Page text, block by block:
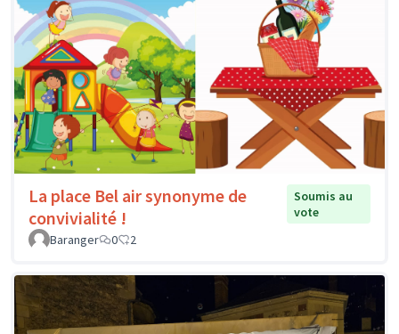
La place Bel air synonyme de
convivialité !
Soumis au
vote
Baranger
0 2